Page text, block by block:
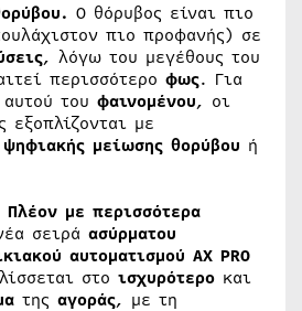
Ο θόρυβος είναι πιο
πιο προφανής) σε
, λόγω του μεγέθους του
περισσότερο φως. Για
του φαινομένου, οι
εξοπλίζονται με
ψηφιακής μείωσης θορύβου ή
Πλέον με περισσότερα
σειρά ασύρματου
αυτοματισμού AX PRO
στο ισχυρότερο και
της αγοράς, με τη